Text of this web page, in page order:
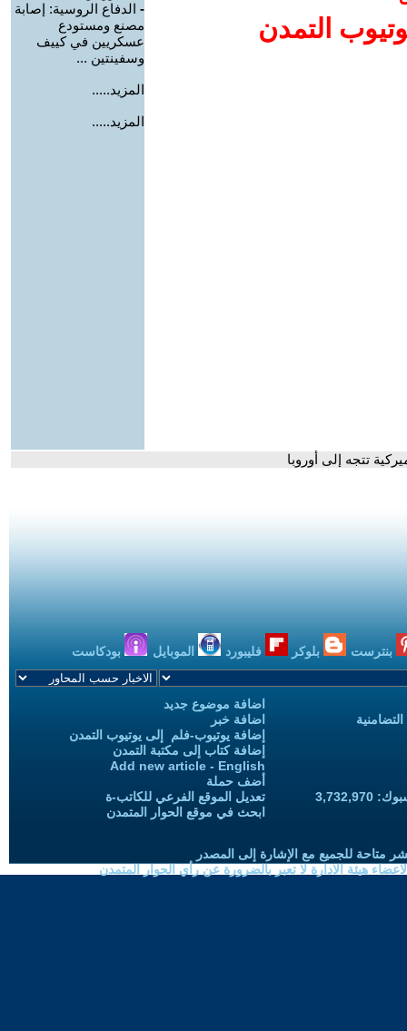
التمدن
- الدفاع الروسية: إصابة
مصنع ومستودع
عسكريين في كييف
وسفينتين ...
المزيد.....
المزيد.....
بنترست بلوكر فليبورد الموبايل بودكاست
اضافة موضوع جديد
اضافة خبر
إضافة يوتيوب-فلم إلى يوتيوب التمدن
إضافة كتاب إلى مكتبة التمدن
Add new article - English
أضف حملة
تعديل الموقع الفرعي للكاتب-ة
ابحث في موقع الحوار المتمدن
متاحة للجميع مع الإشارة إلى المصدر
هيئة الادارة لا تعبر بالضرورة عن رأي الحوار المتمدن